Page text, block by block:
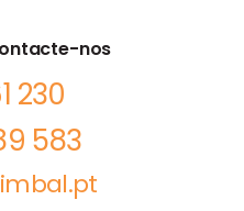
nos
230
583